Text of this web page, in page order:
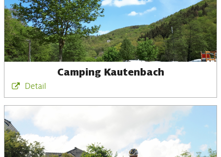
Camping Kautenbach
Detail